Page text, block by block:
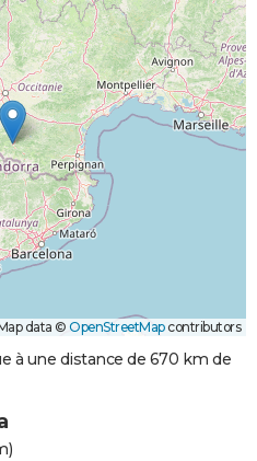
data ©OpenStreetMapcontributors
à une distance de 670 km de